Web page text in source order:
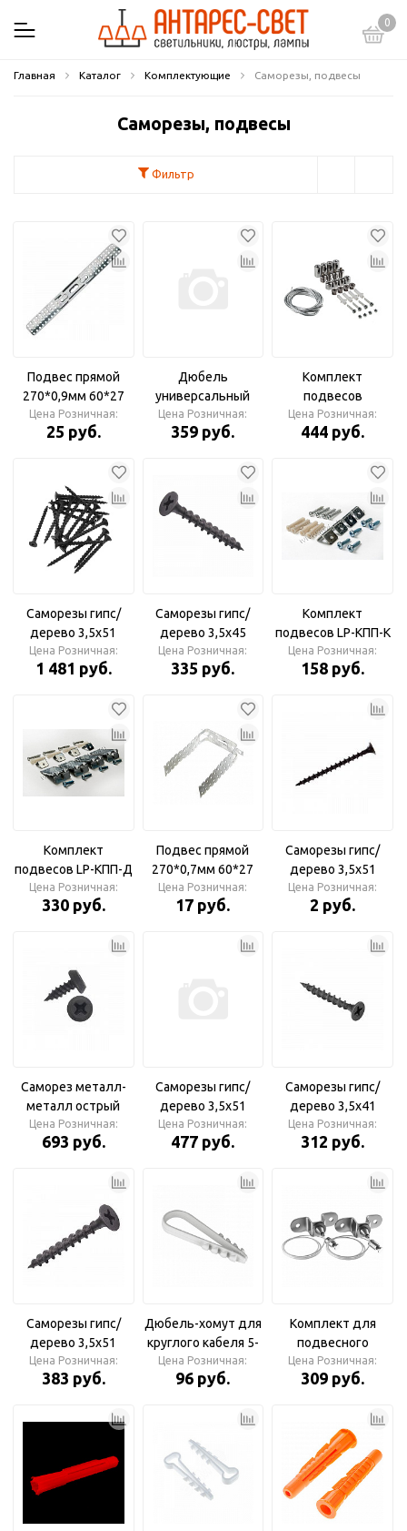
0
Главная Каталог Комплектующие Саморезы, подвесы
Саморезы, подвесы
Фильтр
Подвес прямой
270*0,9мм 60*27
(150/200шт/уп)
Цена Розничная:
25 руб.
Дюбель
универсальный
Красный 6x51 (500
шт) DIODTRADE
Цена Розничная:
359 руб.
Комплект
подвесов
(соединитель для
AL2113) длина
Цена Розничная:
444 руб.
Саморезы гипс/
дерево 3,5х51
(упаковка 1600 шт.)
Цена Розничная:
1 481 руб.
Саморезы гипс/
дерево 3,5х45
(упаковка 500 шт.)
Цена Розничная:
335 руб.
Комплект
подвесов LP-КПП-К
потолочный
КОРОТКИЙ для
светодиодной
Цена Розничная:
158 руб.
Комплект
подвесов LP-КПП-Д
потолочный
ДЛИННЫЙ для
светодиодной
Цена Розничная:
330 руб.
Подвес прямой
270*0,7мм 60*27
(150шт/уп)
Цена Розничная:
17 руб.
Саморезы гипс/
дерево 3,5х51
Цена Розничная:
2 руб.
Саморез металл-
металл острый
3,5х9,5 ( клопик)
(1000шт)
Цена Розничная:
693 руб.
Саморезы гипс/
дерево 3,5х51
Премиум (упаковка
400 шт.) РСМ
Цена Розничная:
477 руб.
Саморезы гипс/
дерево 3,5х41
(упаковка 500 шт.)
РСМ
Цена Розничная:
312 руб.
Саморезы гипс/
дерево 3,5х51
(упаковка 500 шт.)
РСМ
Цена Розничная:
383 руб.
Дюбель-хомут для
круглого кабеля 5-
10мм нейлон
белый (100)
Цена Розничная:
96 руб.
Комплект для
подвесного
монтажа
светильников
Цена Розничная:
309 руб.